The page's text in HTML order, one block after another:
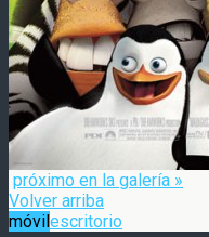
próximo en la galería »
Volver arriba
móvilescritorio